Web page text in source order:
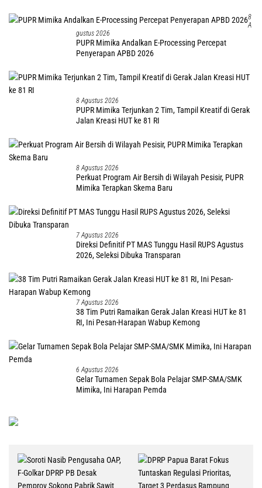
8
A
Gustus 2026
PUPR Mimika Andalkan E-Processing Percepat
Penyerapan APBD 2026
8 Agustus 2026
PUPR Mimika Terjunkan 2 Tim, Tampil Kreatif di Gerak
Jalan Kreasi HUT ke 81 RI
8 Agustus 2026
Perkuat Program Air Bersih di Wilayah Pesisir, PUPR
Mimika Terapkan Skema Baru
7 Agustus 2026
Direksi Definitif PT MAS Tunggu Hasil RUPS Agustus
2026, Seleksi Dibuka Transparan
7 Agustus 2026
38 Tim Putri Ramaikan Gerak Jalan Kreasi HUT ke 81
RI, Ini Pesan-Harapan Wabup Kemong
6 Agustus 2026
Gelar Turnamen Sepak Bola Pelajar SMP-SMA/SMK
Mimika, Ini Harapan Pemda